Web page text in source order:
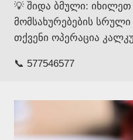
💡 შიდა ბმული:
მომსახურებების
თქვენი ოპერაცია
📞 577546577